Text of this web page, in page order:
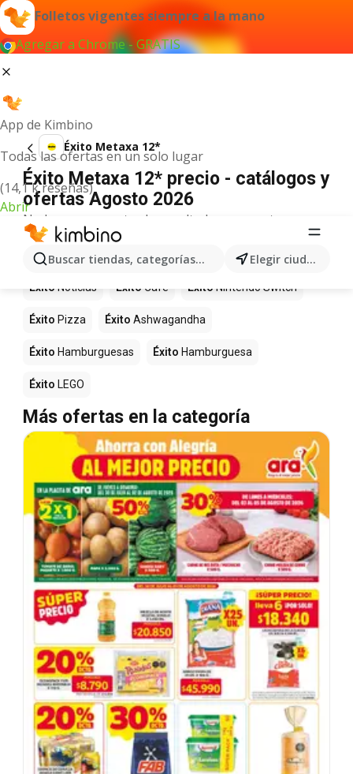
Folletos vigentes siempre a la mano
Agregar a Chrome - GRATIS
App de Kimbino
Todas las ofertas en un solo lugar
(14,1 k reseñas)
Abrir
Buscar tiendas, categorías, productos... Elegir ciudad
Éxito Metaxa 12*
Éxito Metaxa 12* precio - catálogos y
ofertas Agosto 2026
No hemos encontrado resultados para este
término.
Más productos en tiendas Éxito
Éxito Noticias Éxito Café Éxito Nintendo Switch
Éxito Pizza Éxito Ashwagandha
Éxito Hamburguesas Éxito Hamburguesa
Éxito LEGO
Más ofertas en la categoría